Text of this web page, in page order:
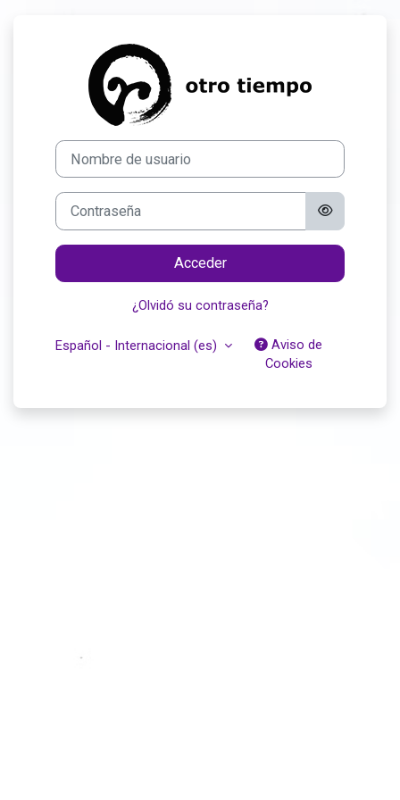
Nombre de usuario
Contraseña
Acceder
¿Olvidó su contraseña?
Español - Internacional ‎(es)‎
Aviso de
Cookies